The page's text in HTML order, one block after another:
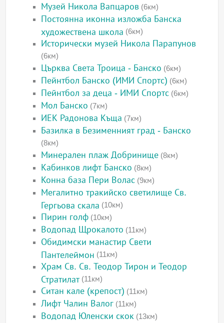
Музей Никола Вапцаров (6км)
Постоянна иконна изложба Банска
художествена школа (6км)
Исторически музей Никола Парапунов
(6км)
Църква Света Троица - Банско (6км)
Пейнтбол Банско (ИМИ Спортс) (6км)
Пейнтбол за деца - ИМИ Спортс (6км)
Мол Банско (7км)
ИЕК Радонова Къща (7км)
Базилка в Безименният град - Банско
(8км)
Минерален плаж Добринище (8км)
Кабинков лифт Банско (8км)
Конна база Пери Волас (9км)
Мегалитно тракийско светилище Св.
Гергьова скала (10км)
Пирин голф (10км)
Водопад Щрокалото (11км)
Обидимски манастир Свети
Пантелеймон (11км)
Храм Св. Св. Теодор Тирон и Теодор
Стратилат(11км)
Ситан кале (крепост) (11км)
Лифт Чалин Валог (11км)
Водопад Юленски скок (13км)